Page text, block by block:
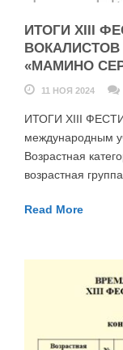
ИТОГИ XIII
ВОКАЛИСТОВ
«МАМИНО
11 НОЯ 2024
ИТОГИ XIII
международным
Возрастная
возрастная
Read More